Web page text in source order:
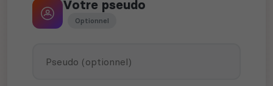
Votre pseudo
Optionnel